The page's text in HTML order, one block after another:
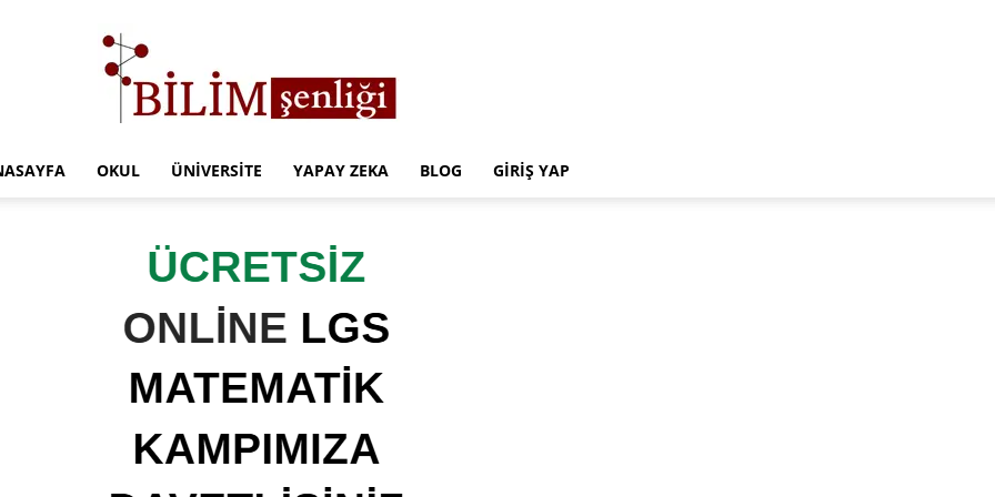
Eğitim
OKUL ÜNIVERSITE YAPAY ZEKA BLOG GIRIŞ YAP